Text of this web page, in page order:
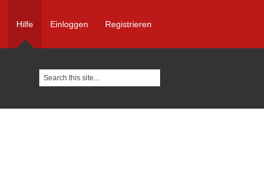
Hilfe Einloggen Registrieren